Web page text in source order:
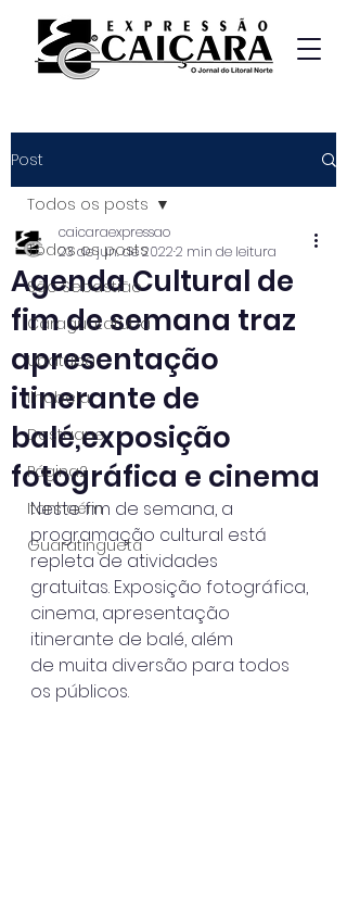
Post
Todos os posts
São Sebastião
Caraguatatuba
Ubatuba
Ilhabela
Destaque
Página2
Itanhaém
Guaratinguetá
Todos os posts
Agenda Cultural de
fim de semana traz
apresentação
itinerante de
balé,exposição
fotográfica e cinema
caicaraexpressao
23 de jun. de 20222 min de leitura
Neste fim de semana, a
programação cultural está
repleta de atividades
gratuitas. Exposição fotográfica,
cinema, apresentação
itinerante de balé, além
de muita diversão para todos
os públicos.